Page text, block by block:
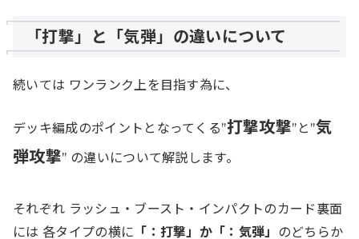
「打撃」と「気弾」の違いについて
続いては ワンランク上を目指す為に、
デッキ編成のポイントとなってくる’’打撃攻撃’’と’’気
弾攻撃’’ の違いについて解説します。
それぞれ ラッシュ・ブースト・インパクトのカード裏面
には 各タイプの横に 「：打撃」か「：気弾」 のどちらか